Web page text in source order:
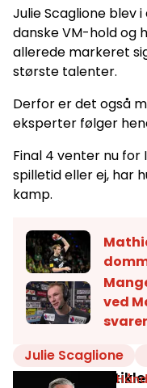
Julie Scaglione blev
danske VM-hold og
allerede markeret
største talenter.
Derfor er det også
eksperter følger
Final 4 venter nu for
spilletid eller ej, har
kamp.
ved
Julie Scaglione
Relaterede